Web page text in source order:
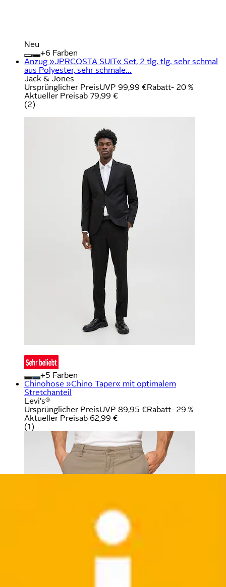
Neu
+
Farben
Anzug »JPRCOSTA SUIT« Set, 2 tlg. tlg. sehr schmal
aus Polyester, sehr schmale...
Jack & Jones
Ursprünglicher PreisUVP 99,99 €Rabatt- 20 %
Aktueller Preisab 79,99 €
(2)
+
Farben
Chinohose »Chino Taper« mit optimalem
Stretchanteil
Levi's®
Ursprünglicher PreisUVP 89,95 €Rabatt- 29 %
Aktueller Preisab 62,99 €
(1)